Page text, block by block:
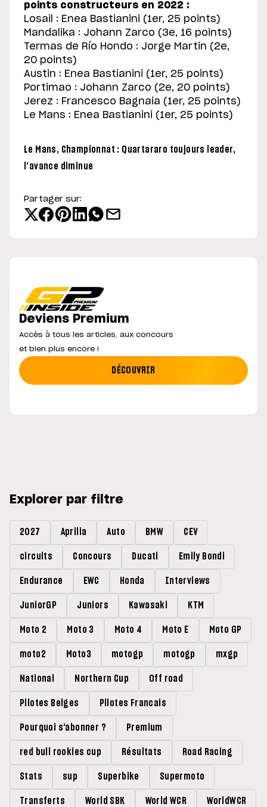
points constructeurs en 2022 :
Losail : Enea Bastianini (1er, 25 points)
Mandalika : Johann Zarco (3e, 16 points)
Termas de Río Hondo : Jorge Martin (2e,
20 points)
Austin : Enea Bastianini (1er, 25 points)
Portimao : Johann Zarco (2e, 20 points)
Jerez : Francesco Bagnaia (1er, 25 points)
Le Mans : Enea Bastianini (1er, 25 points)
Le Mans, Championnat : Quartararo toujours leader,
l’avance diminue
Partager sur:
Deviens Premium
Accès à tous les articles, aux concours
et bien plus encore !
DÉCOUVRIR
Explorer par filtre
2027 Aprilia Auto BMW CEV
circuits Concours Ducati Emily Bondi
Endurance EWC Honda Interviews
JuniorGP Juniors Kawasaki KTM
Moto 2 Moto 3 Moto 4 Moto E Moto GP
moto2 Moto3 motogp motogp mxgp
National Northern Cup Off road
Pilotes Belges Pilotes Francais
Pourquoi s'abonner ? Premium
red bull rookies cup Résultats Road Racing
Stats sup Superbike Supermoto
Transferts World SBK World WCR WorldWCR